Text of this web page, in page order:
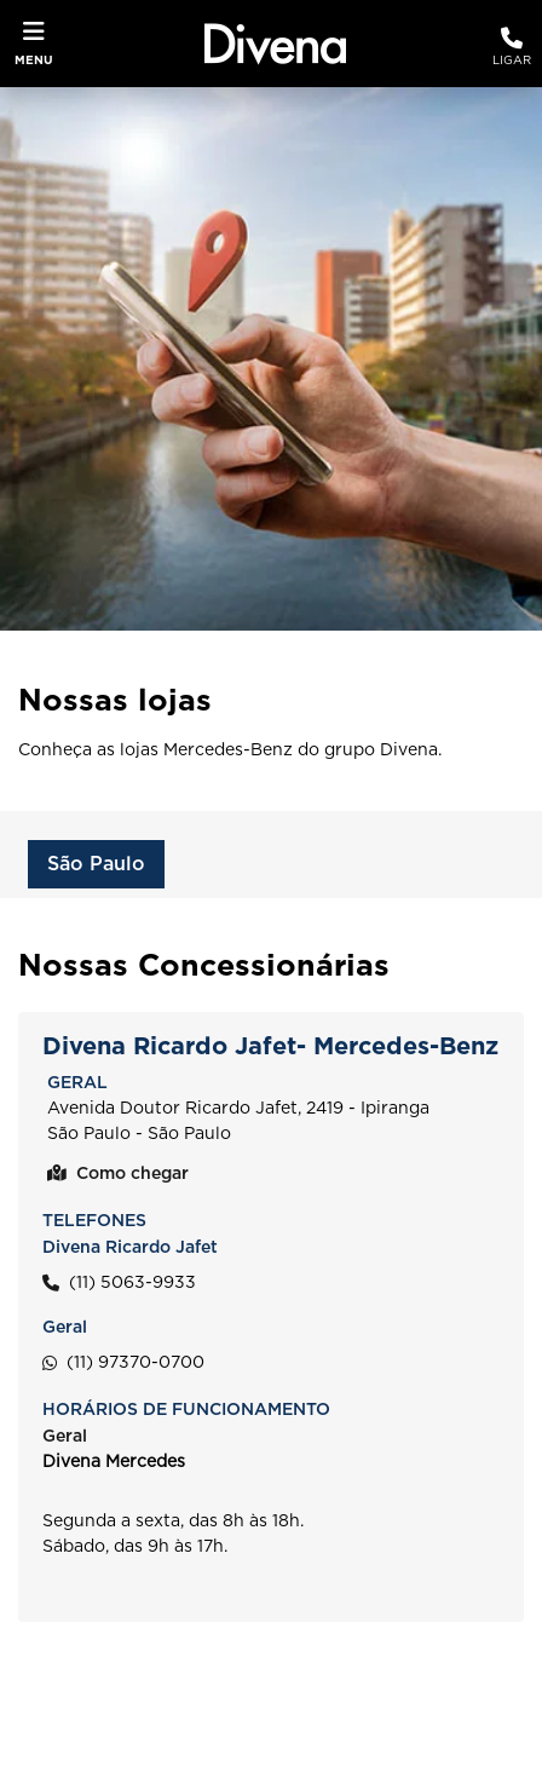
MENU LIGAR
Nossas lojas
Conheça as lojas Mercedes-Benz do grupo Divena.
São Paulo
Nossas Concessionárias
Divena Ricardo Jafet- Mercedes-Benz
GERAL
Avenida Doutor Ricardo Jafet, 2419 - Ipiranga
São Paulo - São Paulo
Como chegar
TELEFONES
Divena Ricardo Jafet
(11) 5063-9933
Geral
(11) 97370-0700
HORÁRIOS DE FUNCIONAMENTO
Geral
Divena Mercedes
Segunda a sexta, das 8h às 18h.
Sábado, das 9h às 17h.